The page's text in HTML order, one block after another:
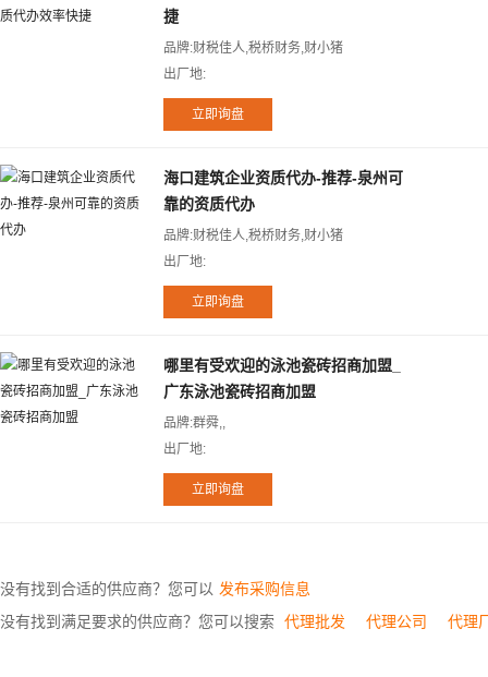
捷
品牌:财税佳人,税桥财务,财小猪
出厂地:
海口建筑企业资质代办-推荐-泉州可
靠的资质代办
品牌:财税佳人,税桥财务,财小猪
出厂地:
哪里有受欢迎的泳池瓷砖招商加盟_
广东泳池瓷砖招商加盟
品牌:群舜,,
出厂地:
没有找到合适的供应商？您可以 发布采购信息
没有找到满足要求的供应商？您可以搜索
代理批发 代理公司 代理